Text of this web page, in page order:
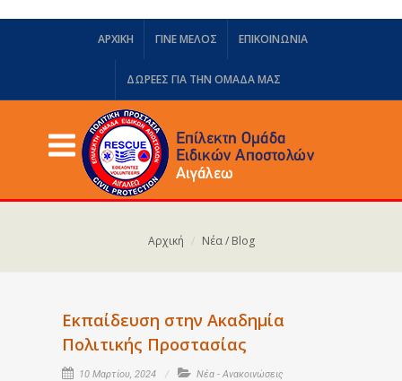
ΑΡΧΙΚΗ ΓΙΝΕ ΜΕΛΟΣ ΕΠΙΚΟΙΝΩΝΙΑ
ΔΩΡΕΈΣ ΓΙΑ ΤΗΝ ΟΜΆΔΑ ΜΑΣ
Αρχική Νέα / Blog
Εκπαίδευση στην Ακαδημία
Πολιτικής Προστασίας
10 Μαρτίου, 2024 Νέα - Ανακοινώσεις